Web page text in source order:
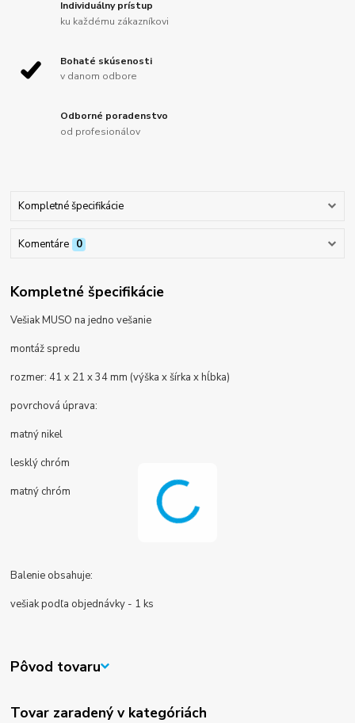
Individuálny prístup
ku každému zákazníkovi
Bohaté skúsenosti
v danom odbore
Odborné poradenstvo
od profesionálov
Kompletné špecifikácie
Komentáre 0
Kompletné špecifikácie
Vešiak MUSO na jedno vešanie
montáž spredu
rozmer: 41 x 21 x 34 mm (výška x šírka x hĺbka)
povrchová úprava:
matný nikel
lesklý chróm
matný chróm
Balenie obsahuje:
vešiak podľa objednávky - 1 ks
Pôvod tovaru
Tovar zaradený v kategóriách